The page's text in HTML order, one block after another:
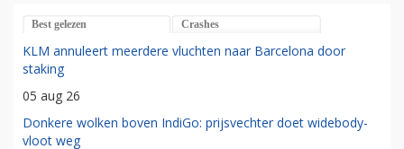
Best gelezen Crashes
KLM annuleert meerdere vluchten naar Barcelona door
staking
05 aug 26
Donkere wolken boven IndiGo: prijsvechter doet widebody-
vloot weg